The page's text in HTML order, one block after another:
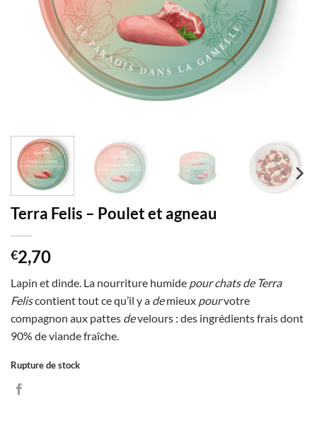
Terra Felis – Poulet et agneau
€2,70
Lapin et dinde. La nourriture humide pour chats de Terra
Feliscontient tout ce qu’il y a demieux pourvotre
compagnon aux pattes develours : des ingrédients frais dont
90% de viande fraîche.
Rupture de stock